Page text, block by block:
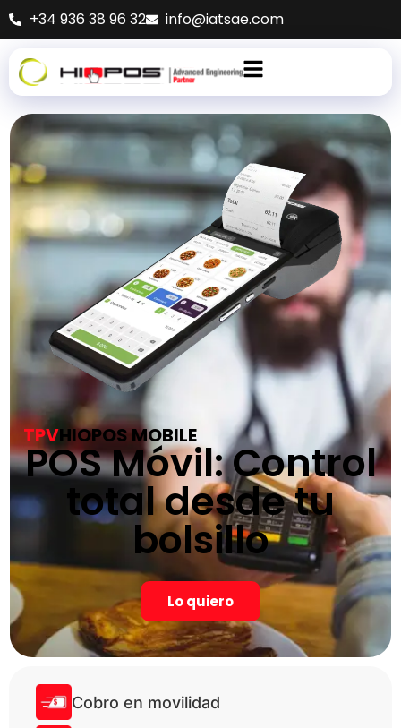
+34 936 38 96 32 info@iatsae.com
TPVHIOPOS MOBILE
POS Móvil: Control
total desde tu
bolsillo
Lo quiero
Cobro en movilidad